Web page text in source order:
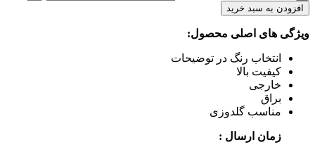
افزودن به سبد خرید
ویژگی های اصلی محصول:
انتخاب رنگ در توضیحات
کیفیت بالا
خارجی
براق
مناسب گلدوزی
زمان ارسال :